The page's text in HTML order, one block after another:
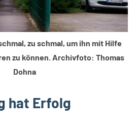
zu schmal, um ihn mit Hilfe
zu können. Archivfoto: Thomas
Dohna
hat Erfolg